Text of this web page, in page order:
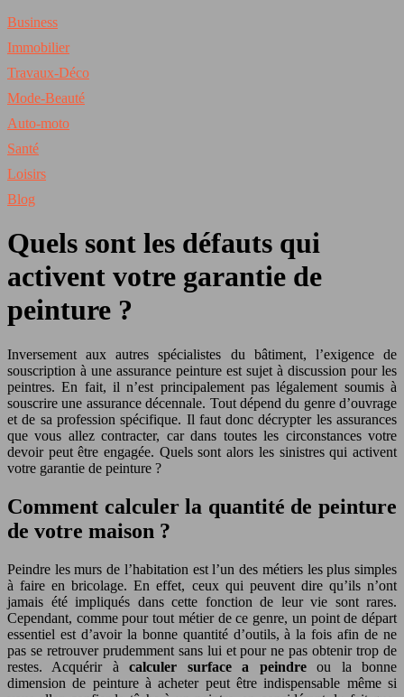
Business
Immobilier
Travaux-Déco
Mode-Beauté
Auto-moto
Santé
Loisirs
Blog
Quels sont les défauts qui
activent votre garantie de
peinture ?
Inversement aux autres spécialistes du bâtiment, l’exigence de
souscription à une assurance peinture est sujet à discussion pour les
peintres. En fait, il n’est principalement pas légalement soumis à
souscrire une assurance décennale. Tout dépend du genre d’ouvrage
et de sa profession spécifique. Il faut donc décrypter les assurances
que vous allez contracter, car dans toutes les circonstances votre
devoir peut être engagée. Quels sont alors les sinistres qui activent
votre garantie de peinture ?
Comment calculer la quantité de peinture
de votre maison ?
Peindre les murs de l’habitation est l’un des métiers les plus simples
à faire en bricolage. En effet, ceux qui peuvent dire qu’ils n’ont
jamais été impliqués dans cette fonction de leur vie sont rares.
Cependant, comme pour tout métier de ce genre, un point de départ
essentiel est d’avoir la bonne quantité d’outils, à la fois afin de ne
pas se retrouver prudemment sans lui et pour ne pas obtenir trop de
restes. Acquérir àcalculer surface a peindreou la bonne
dimension de peinture à acheter peut être indispensable même si